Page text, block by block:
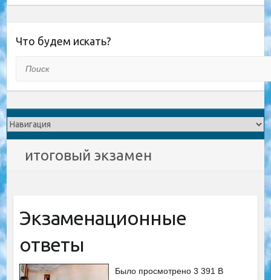
Что будем искать?
итоговый экзамен
Экзаменационные
ответы
Было просмотрено 3 391 В